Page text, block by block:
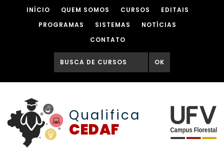
INÍCIO QUEM SOMOS CURSOS
EDITAIS
PROGRAMAS
SISTEMAS
NOTÍCIAS
CONTATO
OK
Qualifica
CEDAF